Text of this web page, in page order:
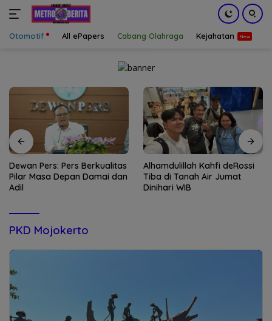
Otomotif All ePapers Cabang Olahraga Kejahatan
Dewan Pers: Pers Berkualitas
Pilar Masa Depan Damai dan
Adil
Alhamdulillah Kahfi deRossi
Tiba di Tanah Air Jumat
Dinihari WIB
PKD Mojokerto